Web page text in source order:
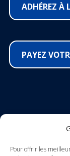
Pour offrir les
ADHÉREZ À
PAYEZ